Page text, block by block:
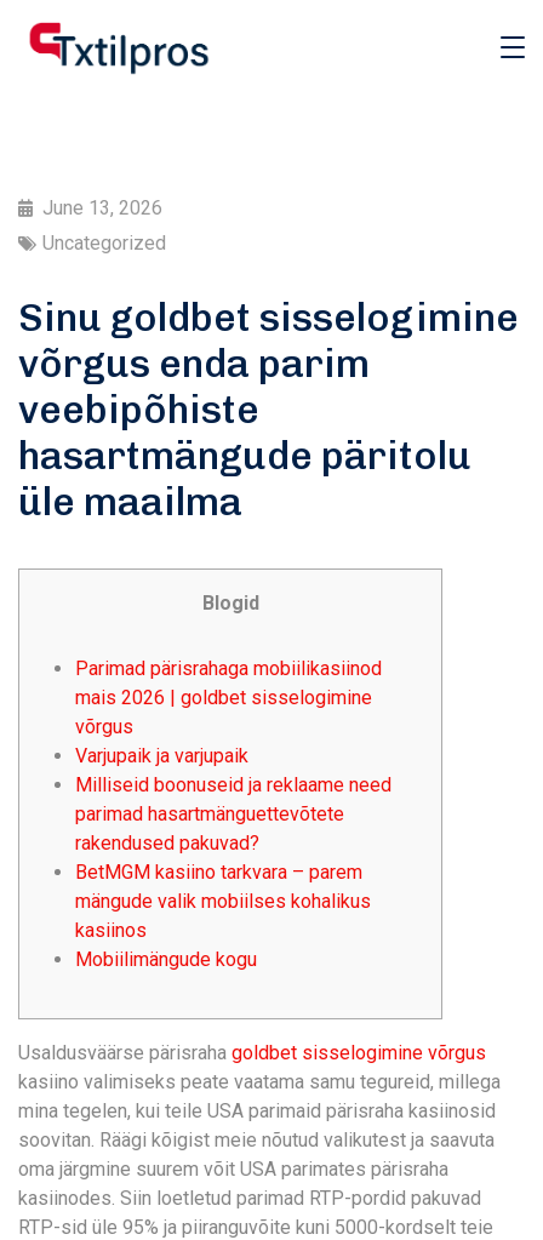
June 13, 2026
Uncategorized
Sinu goldbet sisselogimine
võrgus enda parim
veebipõhiste
hasartmängude päritolu
üle maailma
Blogid
Parimad pärisrahaga mobiilikasiinod
mais 2026 | goldbet sisselogimine
võrgus
Varjupaik ja varjupaik
Milliseid boonuseid ja reklaame need
parimad hasartmänguettevõtete
rakendused pakuvad?
BetMGM kasiino tarkvara – parem
mängude valik mobiilses kohalikus
kasiinos
Mobiilimängude kogu
Usaldusväärse pärisraha goldbet sisselogimine võrgus
kasiino valimiseks peate vaatama samu tegureid, millega
mina tegelen, kui teile USA parimaid pärisraha kasiinosid
soovitan. Räägi kõigist meie nõutud valikutest ja saavuta
oma järgmine suurem võit USA parimates pärisraha
kasiinodes. Siin loetletud parimad RTP-pordid pakuvad
RTP-sid üle 95% ja piiranguvõite kuni 5000-kordselt teie